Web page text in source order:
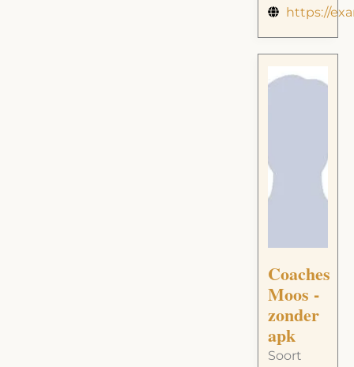
https://
Coaches
Moos -
zonder
apk
Soort